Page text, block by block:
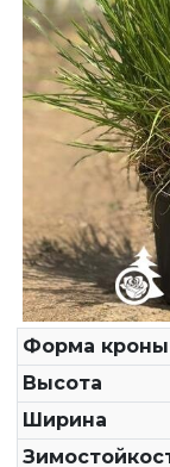
Форма кроны
Высота
Ширина